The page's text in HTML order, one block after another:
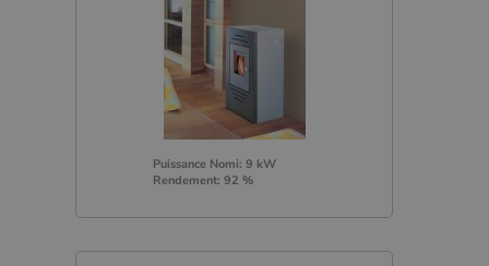
Puissance Nomi: 9 kW
Rendement: 92 %